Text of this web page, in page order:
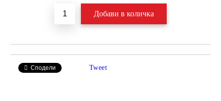
Сподели Tweet